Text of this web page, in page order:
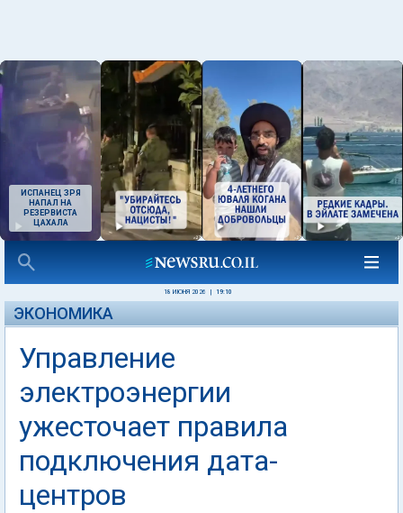
ИСПАНЕЦ ЗРЯ
НАПАЛ НА
РЕЗЕРВИСТА
ЦАХАЛА
18 ИЮНЯ 2026 19:10
ЭКОНОМИКА
Управление
электроэнергии
ужесточает правила
подключения дата-
центров